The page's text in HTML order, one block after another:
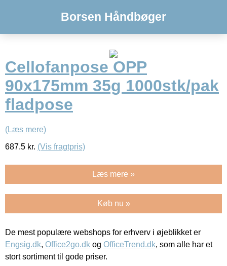
Borsen Håndbøger
Cellofanpose OPP
90x175mm 35g 1000stk/pak
fladpose
(Læs mere)
687.5 kr. (Vis fragtpris)
Læs mere »
Køb nu »
De mest populære webshops for erhverv i øjeblikket er
Engsig.dk, Office2go.dk og OfficeTrend.dk, som alle har et
stort sortiment til gode priser.